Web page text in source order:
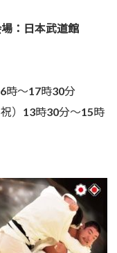
：日本武道館
時～17時30分
）13時30分～15時